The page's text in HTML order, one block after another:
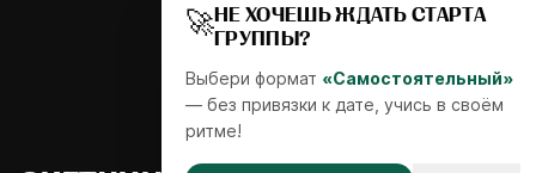
🚀НЕ ХОЧЕШЬ ЖДАТЬ СТАРТА
ГРУППЫ?
Выбери формат «Самостоятельный»
— без привязки к дате, учись в своём
ритме!